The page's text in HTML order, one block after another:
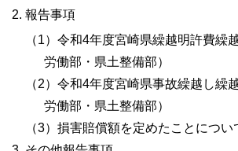
報告事項
（1）令和4年度宮崎県繰越明許費繰
労働部・県土整備部）
（2）令和4年度宮崎県事故繰越し繰
労働部・県土整備部）
（3）損害賠償額を定めたことについ